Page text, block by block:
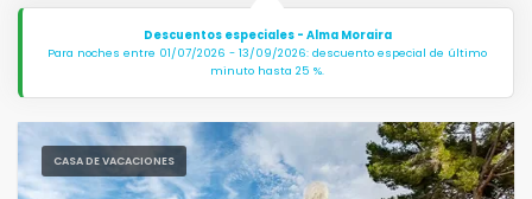
Confort
Descuentos especiales - Alma Moraira
Para noches entre 01/07/2026 - 13/09/2026: descuento especial de último
minuto hasta 25 %.
CASA DE VACACIONES